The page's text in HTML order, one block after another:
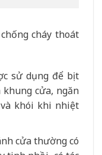
cháy thoát
sử dụng để bịt
cửa, ngăn
khói khi nhiệt
cửa thường có